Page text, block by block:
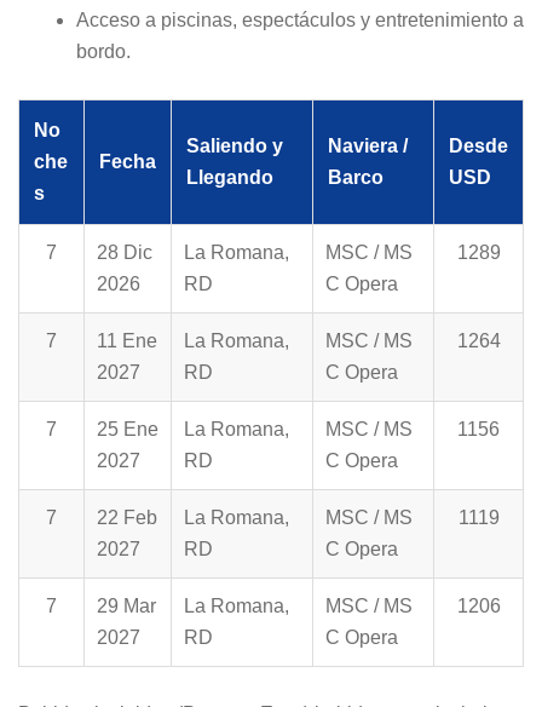
Acceso a piscinas, espectáculos y entretenimiento a
bordo.
No
che
s
Fecha
Saliendo y
Llegando
Naviera /
Barco
Desde
USD
7
28 Dic
2026
La Romana,
RD
MSC / MS
C Opera
1289
7
11 Ene
2027
La Romana,
RD
MSC / MS
C Opera
1264
7
25 Ene
2027
La Romana,
RD
MSC / MS
C Opera
1156
7
22 Feb
2027
La Romana,
RD
MSC / MS
C Opera
1119
7
29 Mar
2027
La Romana,
RD
MSC / MS
C Opera
1206